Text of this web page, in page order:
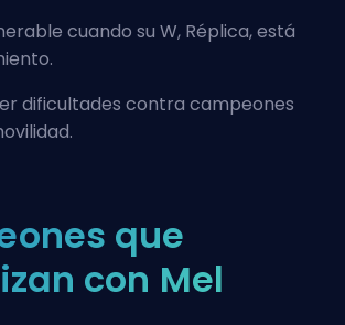
cuando su W, Réplica, está
dificultades contra campeones
que
con Mel